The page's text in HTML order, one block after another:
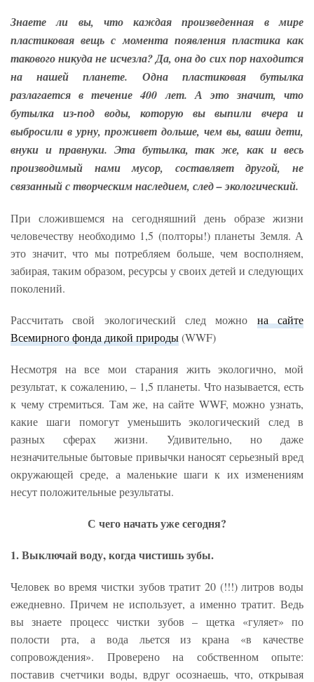
Знаете ли вы, что каждая произведенная в мире
пластиковая вещь с момента появления пластика как
такового никуда не исчезла? Да, она до сих пор находится
на нашей планете. Одна пластиковая бутылка
разлагается в течение 400 лет. А это значит, что
бутылка из-под воды, которую вы выпили вчера и
выбросили в урну, проживет дольше, чем вы, ваши дети,
внуки и правнуки. Эта бутылка, так же, как и весь
производимый нами мусор, составляет другой, не
связанный с творческим наследием, след – экологический.
При сложившемся на сегодняшний день образе жизни
человечеству необходимо 1,5 (полторы!) планеты Земля. А
это значит, что мы потребляем больше, чем восполняем,
забирая, таким образом, ресурсы у своих детей и следующих
поколений.
Рассчитать свой экологический след можно на сайте
Всемирного фонда дикой природы(WWF)
Несмотря на все мои старания жить экологично, мой
результат, к сожалению, – 1,5 планеты. Что называется, есть
к чему стремиться. Там же, на сайте WWF, можно узнать,
какие шаги помогут уменьшить экологический след в
разных сферах жизни. Удивительно, но даже
незначительные бытовые привычки наносят серьезный вред
окружающей среде, а маленькие шаги к их изменениям
несут положительные результаты.
С чего начать уже сегодня?
1. Выключай воду, когда чистишь зубы.
Человек во время чистки зубов тратит 20 (!!!) литров воды
ежедневно. Причем не использует, а именно тратит. Ведь
вы знаете процесс чистки зубов – щетка «гуляет» по
полости рта, а вода льется из крана «в качестве
сопровождения». Проверено на собственном опыте:
поставив счетчики воды, вдруг осознаешь, что, открывая